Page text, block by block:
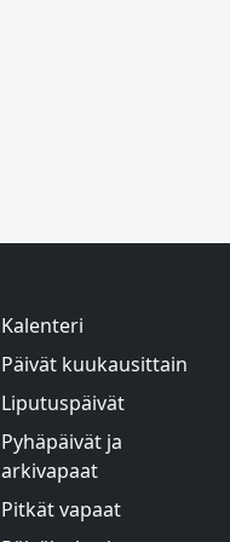
Kalenteri
Päivät kuukausittain
Liputuspäivät
Pyhäpäivät ja
arkivapaat
Pitkät vapaat